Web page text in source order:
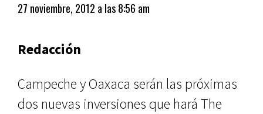
27 noviembre, 2012 a las 8:56 am
Redacción
Campeche y Oaxaca serán las próxi­mas
dos nuevas inversiones que hará The